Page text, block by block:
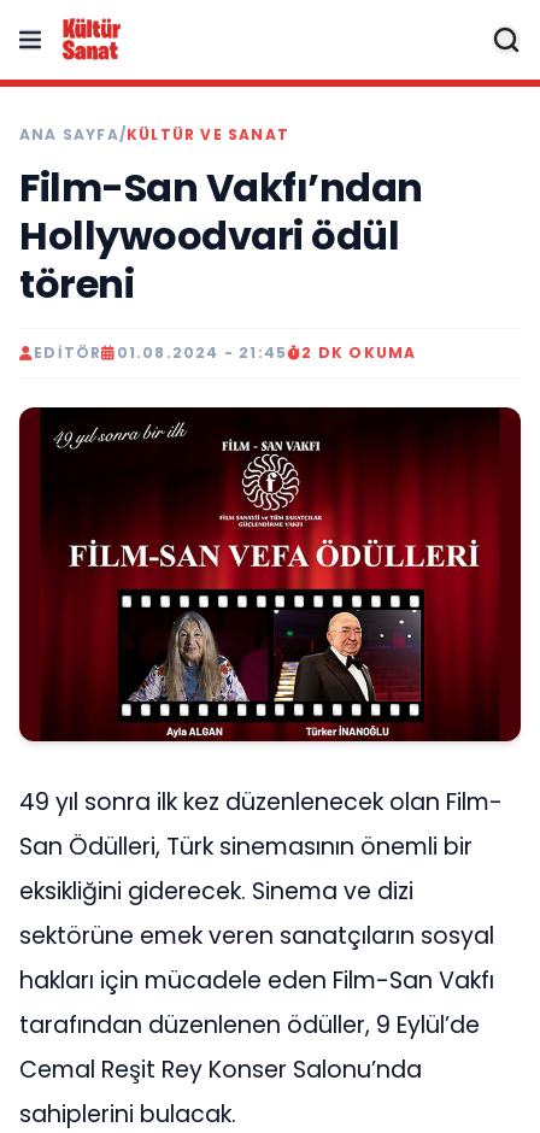
ANA SAYFA/KÜLTÜR VE SANAT
Film-San Vakfı’ndan
Hollywoodvari ödül
töreni
EDITÖR 01.08.2024 - 21:45 2 DK OKUMA
49 yıl sonra ilk kez düzenlenecek olan Film-
San Ödülleri, Türk sinemasının önemli bir
eksikliğini giderecek. Sinema ve dizi
sektörüne emek veren sanatçıların sosyal
hakları için mücadele eden Film-San Vakfı
tarafından düzenlenen ödüller, 9 Eylül’de
Cemal Reşit Rey Konser Salonu’nda
sahiplerini bulacak.